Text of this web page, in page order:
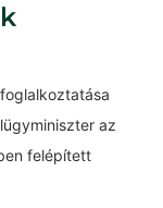
az
felépített